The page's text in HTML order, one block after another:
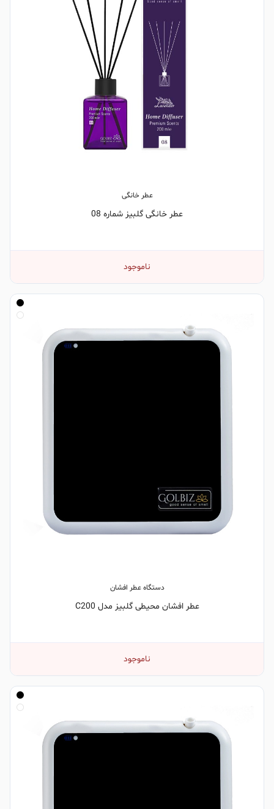
عطر خانگی
عطر خانگی گلبیز شماره 08
ناموجود
دستگاه عطر افشان
عطر افشان محیطی گلبیز مدل C200
ناموجود